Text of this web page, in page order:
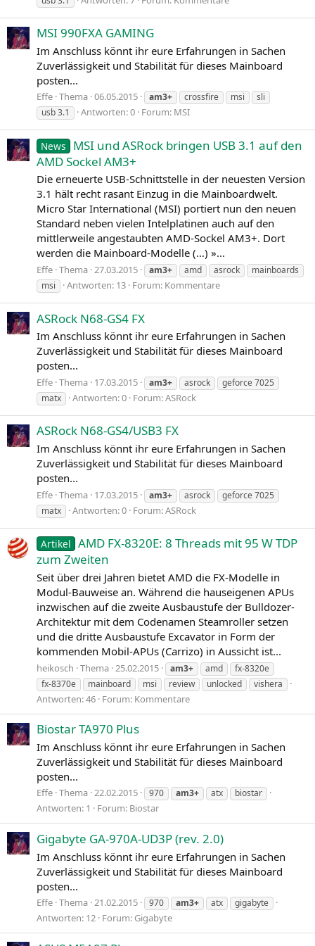
MSI 990FXA GAMING
Im Anschluss könnt ihr eure Erfahrungen in Sachen
Zuverlässigkeit und Stabilität für dieses Mainboard
posten...
Effe Thema 06.05.2015 am3+ crossfire msi
sli
usb 3.1
Antworten: 0 Forum: MSI
News
MSI und ASRock bringen USB 3.1 auf den
AMD Sockel AM3+
Die erneuerte USB-Schnittstelle in der neuesten Version
3.1 hält recht rasant Einzug in die Mainboardwelt.
Micro Star International (MSI) portiert nun den neuen
Standard neben vielen Intelplatinen auch auf den
mittlerweile angestaubten AMD-Sockel AM3+. Dort
werden die Mainboard-Modelle (…) »...
Effe Thema 27.03.2015 am3+ amd asrock
mainboards
msi
Antworten: 13 Forum: Kommentare
ASRock N68-GS4 FX
Im Anschluss könnt ihr eure Erfahrungen in Sachen
Zuverlässigkeit und Stabilität für dieses Mainboard
posten...
Effe Thema 17.03.2015 am3+ asrock
geforce 7025
matx
Antworten: 0 Forum:ASRock
ASRock N68-GS4/USB3 FX
Im Anschluss könnt ihr eure Erfahrungen in Sachen
Zuverlässigkeit und Stabilität für dieses Mainboard
posten...
Effe Thema 17.03.2015 am3+ asrock
geforce 7025
matx
Antworten: 0 Forum:ASRock
Artikel AMD FX-8320E: 8 Threads mit 95 W TDP
zum Zweiten
Seit über drei Jahren bietet AMD die FX-Modelle in
Modul-Bauweise an. Während die hauseigenen APUs
inzwischen auf die zweite Ausbaustufe der Bulldozer-
Architektur mit dem Codenamen Steamroller setzen
und die dritte Ausbaustufe Excavator in Form der
kommenden Mobil-APUs (Carrizo) in Aussicht ist...
heikosch Thema 25.02.2015 am3+ amd
fx-8320e
fx-8370e
mainboard msi review unlocked vishera
Antworten: 46 Forum: Kommentare
Biostar TA970 Plus
Im Anschluss könnt ihr eure Erfahrungen in Sachen
Zuverlässigkeit und Stabilität für dieses Mainboard
posten...
Effe Thema 22.02.2015 970 am3+ atx biostar
Antworten: 1 Forum: Biostar
Gigabyte GA-970A-UD3P (rev. 2.0)
Im Anschluss könnt ihr eure Erfahrungen in Sachen
Zuverlässigkeit und Stabilität für dieses Mainboard
posten...
Effe Thema 21.02.2015 970 am3+ atx gigabyte
Antworten: 12 Forum: Gigabyte